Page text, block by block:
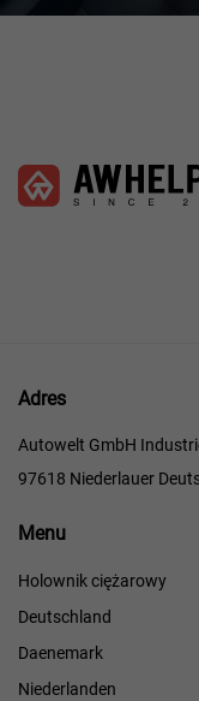
Adres
Autowelt GmbH
97618 Niederlauer
Menu
Menu
Holownik ciężarowy
Deutschland
Daenemark
Niederlanden